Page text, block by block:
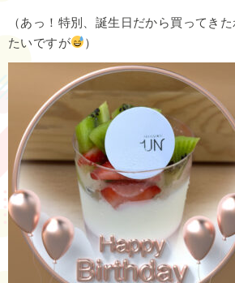
（あっ！特別、誕生日だから買ってき
たいですが
）